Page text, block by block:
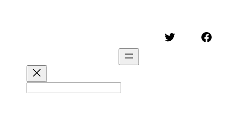
Twitter